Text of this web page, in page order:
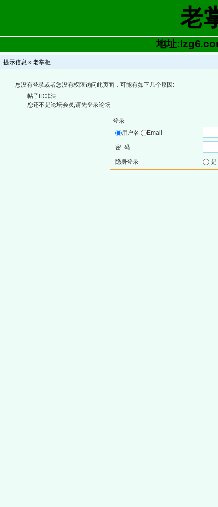
老
地址
提示信息 » 老掌柜
您没有登录或者您没有权限访问此页面，可能有如下几个原因:
帖子ID非法
您还不是论坛会员,请先登录论坛
登录
用户名
Email
密 码
隐身登录